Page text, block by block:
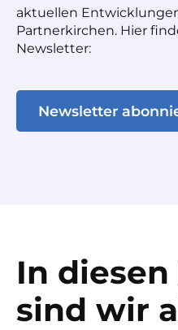
aktuellen
Partnerkirchen. Hier
Newsletter:
Newsletter
In
sind wir